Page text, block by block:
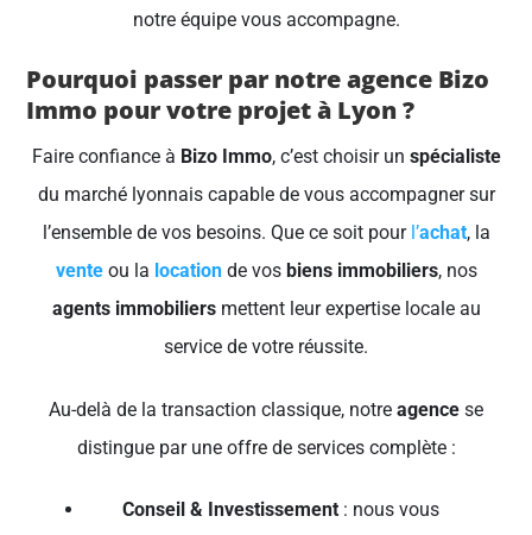
notre équipe vous accompagne.
Pourquoi passer par notre agence Bizo
Immo pour votre projet à Lyon ?
Faire confiance à Bizo Immo, c’est choisir un spécialiste
du marché lyonnais capable de vous accompagner sur
l’ensemble de vos besoins. Que ce soit pour l’achat, la
venteou la locationde vos biens immobiliers, nos
agents immobiliersmettent leur expertise locale au
service de votre réussite.
Au-delà de la transaction classique, notre agence se
distingue par une offre de services complète :
Conseil & Investissement : nous vous